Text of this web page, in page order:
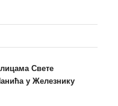
Свете
у Железнику